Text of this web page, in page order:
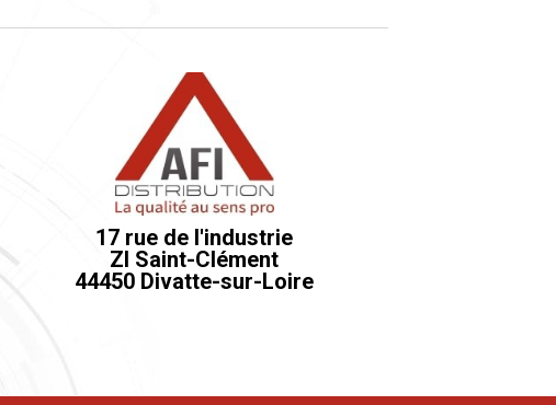
17 rue de l'industrie
ZI Saint-Clément
44450 Divatte-sur-Loire